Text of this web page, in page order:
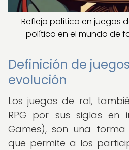
Reflejo político en juegos
político en el mundo de
Definición de
evolución
Los juegos de rol,
RPG por sus siglas en
Games), son una forma
que permite a los